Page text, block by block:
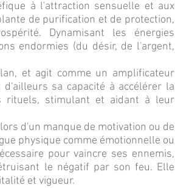
de purification et de protection,
Dynamisant les énergies
endormies (du désir, de l'argent,
sa capacité à accélérer la
rituels, stimulant et aidant à leur
physique comme émotionnelle ou
pour vaincre ses ennemis,
le négatif par son feu. Elle
et vigueur.